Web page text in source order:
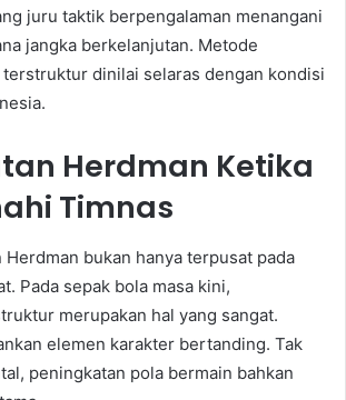
juru taktik berpengalaman menangani
jangka berkelanjutan. Metode
dinilai selaras dengan kondisi
Herdman Ketika
Timnas
Herdman bukan hanya terpusat pada
Pada sepak bola masa kini,
merupakan hal yang sangat.
elemen karakter bertanding. Tak
peningkatan pola bermain bahkan